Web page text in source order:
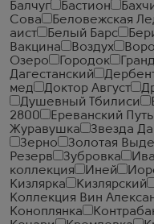
Балчуг
Бастион
Сова
Беловежская
аист
Белый Барс
Вакцина
Воздух
Озеро
Городок
Дагестанский
мед
Доктор Август
Душевный Тбилиси
2800
Ереванский Путь
Журавушка
Звезда
Зерно
Золотая
Резерв
Зубровка
коллекция
Иней
Кизлярка
Кизлярский
Коллекция Вин
Коноплянка